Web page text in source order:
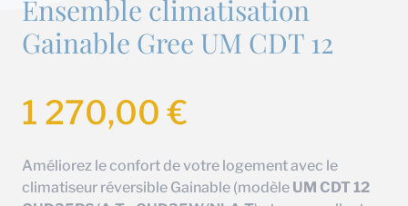
Ensemble climatisation
Gainable Gree UM CDT 12
1 270,00€
Améliorez le confort de votre logement avec le
climatiseur réversible Gainable (modèle UM CDT 12